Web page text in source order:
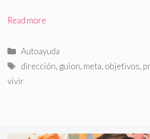
Read more
Categorías
Autoayuda
Etiquetas
dirección, guion, meta, objetivos,
vivir